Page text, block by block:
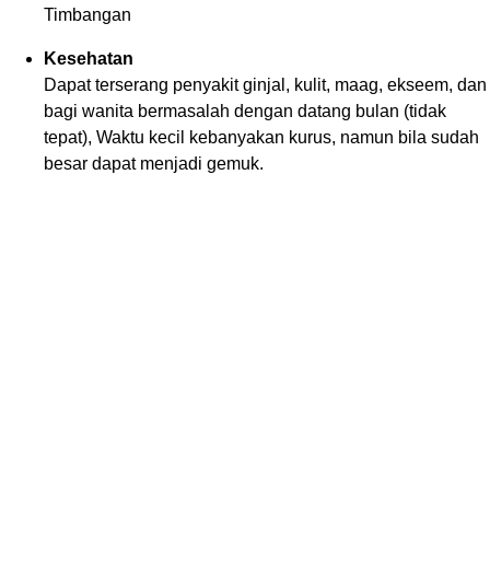
Timbangan
Kesehatan
Dapat terserang penyakit ginjal, kulit, maag, ekseem, dan
bagi wanita bermasalah dengan datang bulan (tidak
tepat), Waktu kecil kebanyakan kurus, namun bila sudah
besar dapat menjadi gemuk.